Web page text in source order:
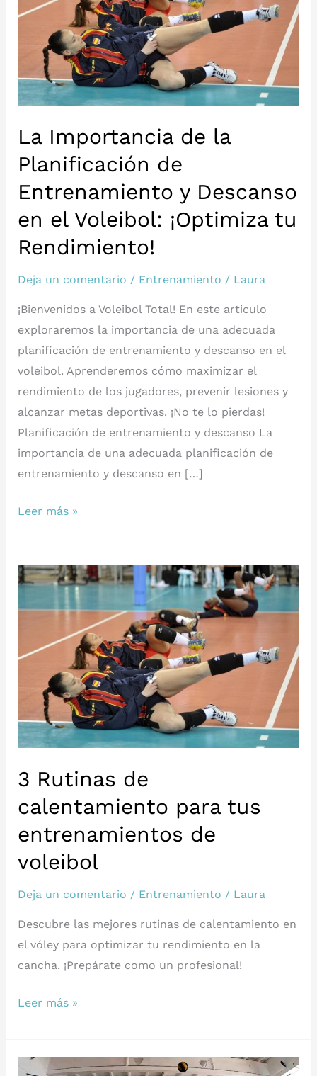
La Importancia de la
Planificación de
Entrenamiento y Descanso
en el Voleibol: ¡Optimiza tu
Rendimiento!
Deja un comentario / Entrenamiento / Laura
¡Bienvenidos a Voleibol Total! En este artículo
exploraremos la importancia de una adecuada
planificación de entrenamiento y descanso en el
voleibol. Aprenderemos cómo maximizar el
rendimiento de los jugadores, prevenir lesiones y
alcanzar metas deportivas. ¡No te lo pierdas!
Planificación de entrenamiento y descanso La
importancia de una adecuada planificación de
entrenamiento y descanso en […]
La
la
Planificación
de
Entrenamiento
y
Descanso
Voleibol:
tu
Rendimiento!
Leer más »
3 Rutinas de
calentamiento para tus
entrenamientos de
voleibol
Deja un comentario / Entrenamiento / Laura
Descubre las mejores rutinas de calentamiento en
el vóley para optimizar tu rendimiento en la
cancha. ¡Prepárate como un profesional!
3
calentamiento
Leer más »